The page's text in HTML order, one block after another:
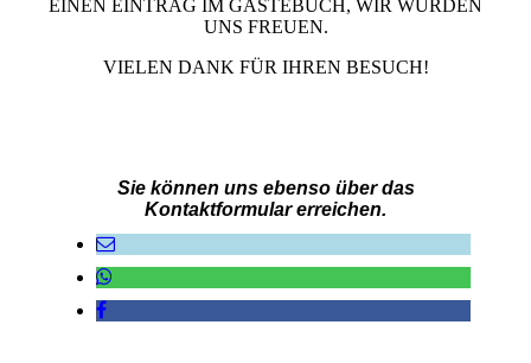
EINEN EINTRAG IM GÄSTEBUCH, WIR WÜRDEN
UNS FREUEN.
VIELEN DANK FÜR IHREN BESUCH!
Sie können uns ebenso über das
Kontaktformular erreichen.